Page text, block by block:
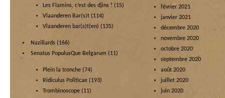
Les Flamins, c’est des djins ! (15)
Vlaanderen Bar(s)t (114)
Vlaanderen bar(s)t(en) (135)
Nazillards (166)
Senatus PopulusQue Belgarum (11)
Plein la tronche (74)
Ridiculus Politicae (193)
Trombinoscope (11)
février 2021
janvier 2021
décembre 2020
novembre 2020
octobre 2020
septembre 2020
août 2020
juillet 2020
juin 2020